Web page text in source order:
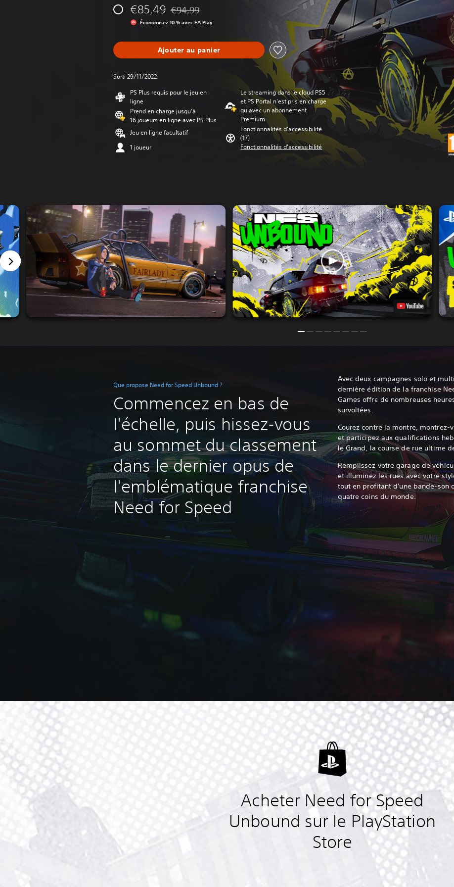
€85,49 Remise par rapport au prix d'origine de €94,99
€94,99
Économisez 10 % avec EA Play
Ajouter au panier
Sorti 29/11/2022
PS Plus requis pour le jeu en
ligne
Prend en charge jusqu'à
16 joueurs en ligne avec PS Plus
Jeu en ligne facultatif
1 joueur
Le streaming dans le cloud PS5
et PS Portal n'est pris en charge
qu'avec un abonnement
Premium
Fonctionnalités d'accessibilité
(17)
Fonctionnalités d'accessibilité
Que propose Need for Speed Unbound ?
Commencez en bas de
l'échelle, puis hissez-vous
au sommet du classement
dans le dernier opus de
l'emblématique franchise
Need for Speed
Avec deux campagnes solo et
dernière édition de la franchise
Games offre de nombreuses
survoltées.
Courez contre la montre,
et participez aux qualifications
le Grand, la course de rue ultime
Remplissez votre garage de
et illuminez les rues avec votre
tout en profitant d'une bande-son
quatre coins du monde.‎
Acheter Need for Speed
Unbound sur le PlayStation
Store